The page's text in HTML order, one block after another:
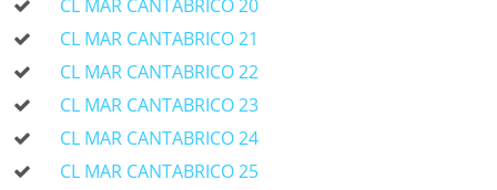
CL MAR CANTABRICO 20
CL MAR CANTABRICO 21
CL MAR CANTABRICO 22
CL MAR CANTABRICO 23
CL MAR CANTABRICO 24
CL MAR CANTABRICO 25